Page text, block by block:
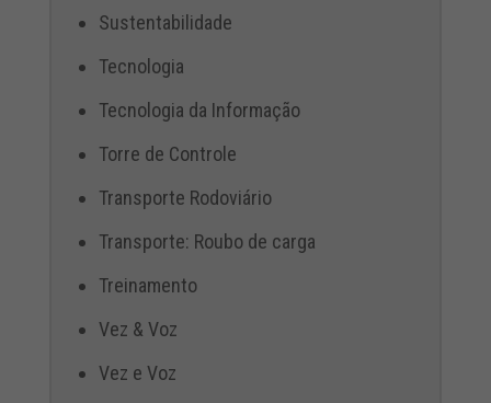
Sustentabilidade
Tecnologia
Tecnologia da Informação
Torre de Controle
Transporte Rodoviário
Transporte: Roubo de carga
Treinamento
Vez & Voz
Vez e Voz